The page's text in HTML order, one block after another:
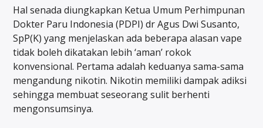
Hal senada diungkapkan Ketua Umum Perhimpunan
Dokter Paru Indonesia (PDPI) dr Agus Dwi Susanto,
SpP(K) yang menjelaskan ada beberapa alasan vape
tidak boleh dikatakan lebih ‘aman’ rokok
konvensional. Pertama adalah keduanya sama-sama
mengandung nikotin. Nikotin memiliki dampak adiksi
sehingga membuat seseorang sulit berhenti
mengonsumsinya.